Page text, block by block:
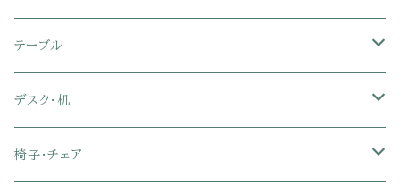
革・レザー・合皮ソファ
布張り・ファブリックソファ
ソファカバー
キャビネット・サイドボード
ランドリー・トイレ収納
玄関収納
テレビスタンド
サイドチェスト
幅90cm以下テレビ台
キッチンラック・冷蔵庫ラック
隙間収納
キッチンマット
シングル
セミシングル
シングル
すのこベッド
セミシングル
シングル
脚付きマットレス
セミシングル
パイプベッド
布団セット
枕
タオルケット・ガーゼケット
玄関マット
キッチンマット
フローリングマット
ダイニングテーブル
ダイニングチェア・ベンチ
ダイニングテーブルセット
テーブル
サイドテーブル
ウッドテーブル
デスク・机
パソコン・オフィスデスク
椅子・チェア